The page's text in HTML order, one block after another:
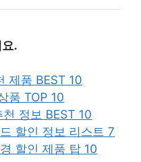
.
제품 BEST 10
품 TOP 10
정보 BEST 10
할인 정보 리스트 7
할인 제품 탑 10